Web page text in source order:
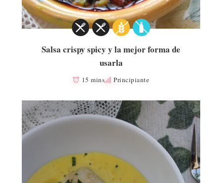
Salsa crispy spicy y la mejor forma de
usarla
15 mins Principiante